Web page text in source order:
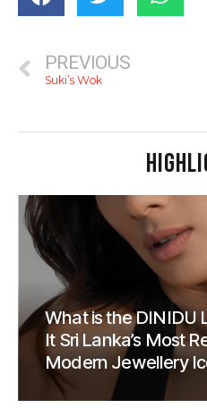
PREVIOUS
Suki’s Wok
What is the DINIDU
It Sri Lanka’s Most
Modern Jewellery